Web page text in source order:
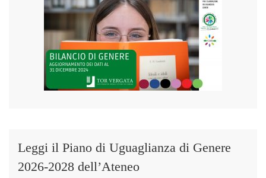
Leggi il Piano di Uguaglianza di Genere
2026-2028 dell’Ateneo